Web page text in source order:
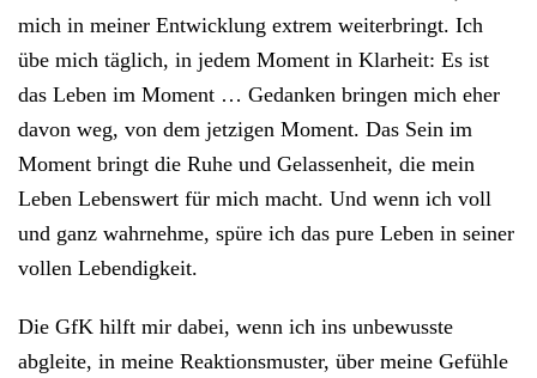
mich in meiner Entwicklung extrem weiterbringt. Ich
übe mich täglich, in jedem Moment in Klarheit: Es ist
das Leben im Moment … Gedanken bringen mich eher
davon weg, von dem jetzigen Moment. Das Sein im
Moment bringt die Ruhe und Gelassenheit, die mein
Leben Lebenswert für mich macht. Und wenn ich voll
und ganz wahrnehme, spüre ich das pure Leben in seiner
vollen Lebendigkeit.
Die GfK hilft mir dabei, wenn ich ins unbewusste
abgleite, in meine Reaktionsmuster, über meine Gefühle